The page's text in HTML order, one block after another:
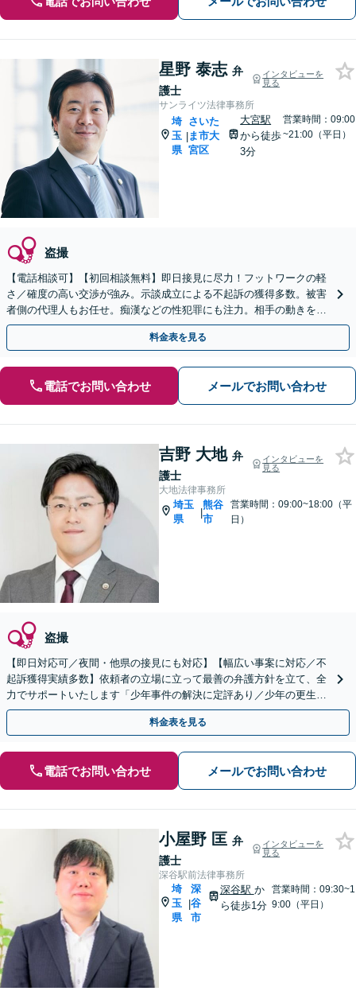
星野 泰志 弁
護士
インタビューを
見る
サンライツ法律事務所
埼
玉
県
|
さいた
ま市大
宮区
大宮駅
から徒歩
3分
営業時間：09:00
~21:00（平日）
盗撮
【電話相談可】【初回相談無料】即日接見に尽力！フットワークの軽
さ／確度の高い交渉が強み。示談成立による不起訴の獲得多数。被害
者側の代理人もお任せ。痴漢などの性犯罪にも注力。相手の動きを先
読みし的確にサポート【完全個室】【大宮駅3分】
料金表を見る
電話でお問い合わせ メールでお問い合わせ
吉野 大地 弁
護士
インタビューを
見る
大地法律事務所
埼玉
県
|
熊谷
市
営業時間：09:00~18:00（平
日）
盗撮
【即日対応可／夜間・他県の接見にも対応】【幅広い事案に対応／不
起訴獲得実績多数】依頼者の立場に立って最善の弁護方針を立て、全
力でサポートいたします「少年事件の解決に定評あり／少年の更生と
ご家族の平穏な生活の回復に貢献」
料金表を見る
電話でお問い合わせ メールでお問い合わせ
小屋野 匡 弁
護士
インタビューを
見る
深谷駅前法律事務所
埼
玉
県
|
深
谷
市
深谷駅 か
ら徒歩1分
営業時間：09:30~1
9:00（平日）